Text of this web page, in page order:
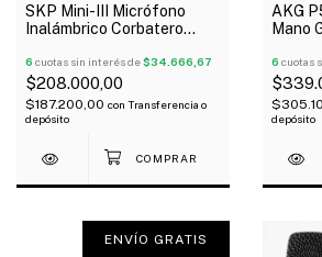
SKP Mini-III Micrófono
Inalámbrico Corbatero
6 cuotas sin interés de$34.666,67
$208.000,00
$187.200,00 con Transferencia o
depósito
AKG
Mano
Oferta!
6 cuotas
depósito
ENVÍO GRATIS